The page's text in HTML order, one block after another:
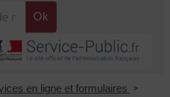
en ligne et formulaires >